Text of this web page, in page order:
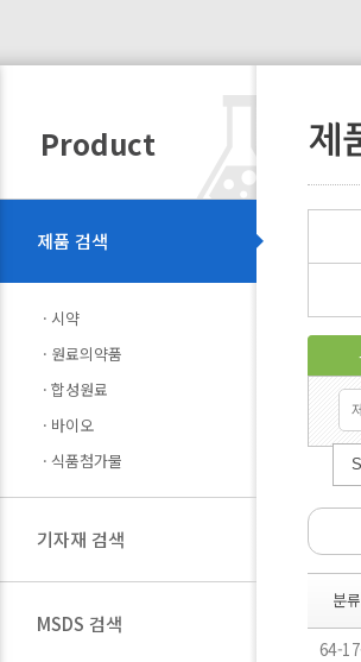
Product
제품 검색
시약
원료의약품
합성원료
바이오
식품첨가물
기자재 검색
MSDS 검색
제
분류
64-